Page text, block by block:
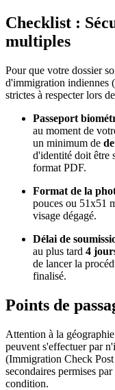
Checklist :
multiples
Pour que votre dossier
d'immigration indiennes
strictes à respecter lors
Passeport
au moment de
un minimum de
d'identité doit être
format PDF.
Format de la
pouces ou 51x51
visage dégagé.
Délai de
au plus tard 4
de lancer la
finalisé.
Points de
Attention à la
peuvent s'effectuer par
(Immigration Check
secondaires permises
condition.